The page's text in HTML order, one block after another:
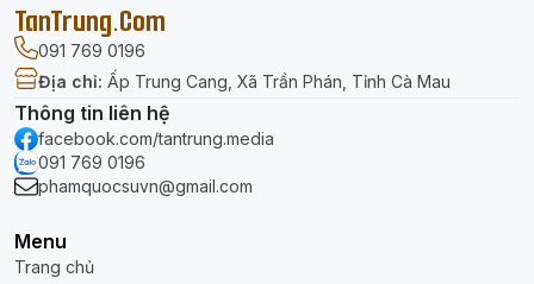
TanTrung.Com
091 769 0196
Địa chỉ: Ấp Trung Cang, Xã Trần Phán, Tỉnh Cà Mau
Thông tin liên hệ
facebook.com/tantrung.media
091 769 0196
phamquocsuvn@gmail.com
Menu
Trang chủ